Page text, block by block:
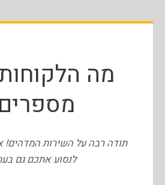
מה
תודה רבה על השירות המדהים!
לנסוע אתכם גם